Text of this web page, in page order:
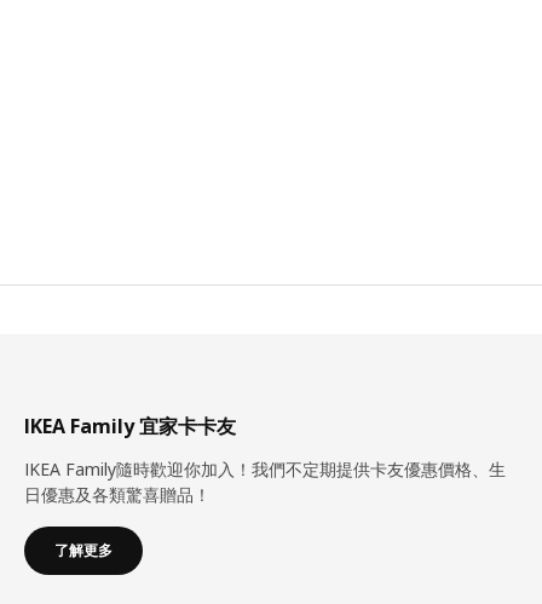
IKEA Family 宜家卡卡友
IKEA Family隨時歡迎你加入！我們不定期提供卡友優惠價格、生
日優惠及各類驚喜贈品！
了解更多